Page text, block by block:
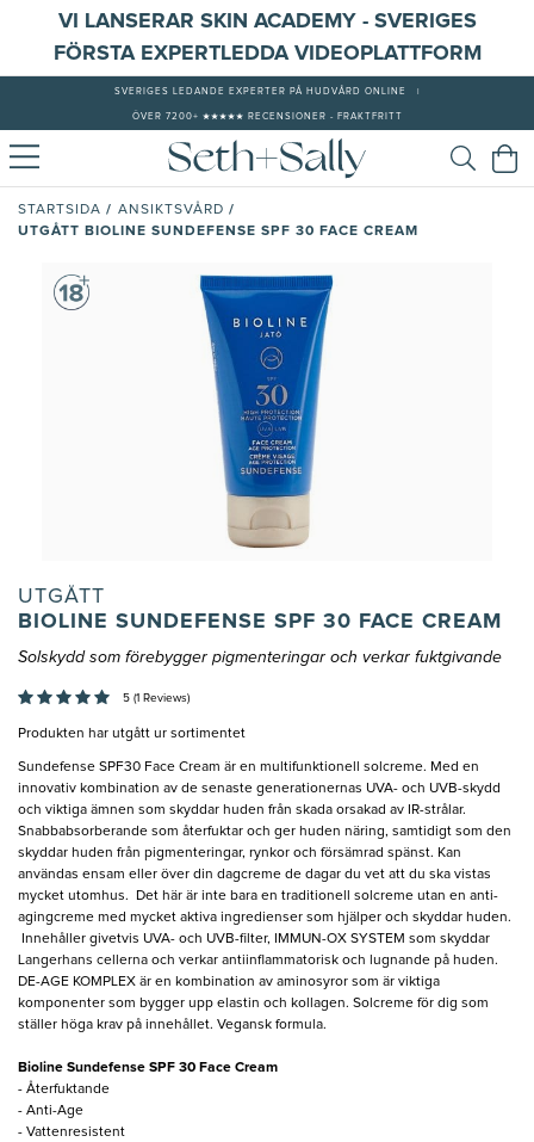
VI LANSERAR SKIN ACADEMY - SVERIGES
FÖRSTA EXPERTLEDDA VIDEOPLATTFORM
SVERIGES LEDANDE EXPERTER PÅ HUDVÅRD ONLINE
ÖVER 7200+ ★★★★★ RECENSIONER - FRAKTFRITT
STARTSIDA / ANSIKTSVÅRD /
UTGÅTT BIOLINE SUNDEFENSE SPF 30 FACE CREAM
UTGÅTT
BIOLINE SUNDEFENSE SPF 30 FACE CREAM
Solskydd som förebygger pigmenteringar och verkar fuktgivande
5 (1 Reviews)
Produkten har utgått ur sortimentet
Sundefense SPF30 Face Cream är en multifunktionell solcreme. Med en
innovativ kombination av de senaste generationernas UVA- och UVB-skydd
och viktiga ämnen som skyddar huden från skada orsakad av IR-strålar.
Snabbabsorberande som återfuktar och ger huden näring, samtidigt som den
skyddar huden från pigmenteringar, rynkor och försämrad spänst. Kan
användas ensam eller över din dagcreme de dagar du vet att du ska vistas
mycket utomhus. Det här är inte bara en traditionell solcreme utan en anti-
agingcreme med mycket aktiva ingredienser som hjälper och skyddar huden.
Innehåller givetvis UVA- och UVB-filter, IMMUN-OX SYSTEM som skyddar
Langerhans cellerna och verkar antiinflammatorisk och lugnande på huden.
DE-AGE KOMPLEX är en kombination av aminosyror som är viktiga
komponenter som bygger upp elastin och kollagen. Solcreme för dig som
ställer höga krav på innehållet. Vegansk formula.
Bioline Sundefense SPF 30 Face Cream
- Återfuktande
- Anti-Age
- Vattenresistent